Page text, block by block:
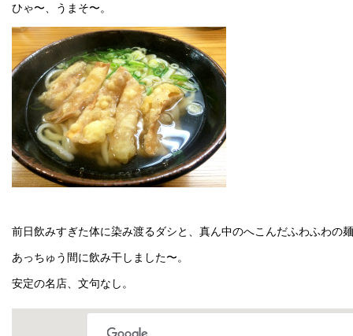
ひゃ〜、うまそ〜。
前日飲みすぎた体に染み渡るダシと、真ん中のへこんだふわふわの
あっちゅう間に飲み干しました〜。
安定の名店、文句なし。